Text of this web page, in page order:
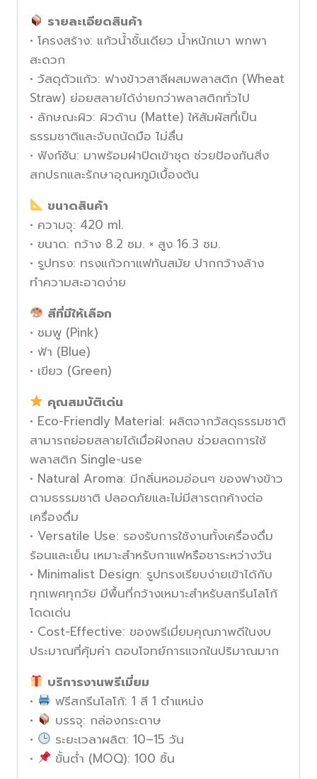
รายละเอียดสินค้า
• โครงสร้าง: แก้วน้ำชั้นเดียว น้ำหนักเบา พกพา
สะดวก
• วัสดุตัวแก้ว: ฟางข้าวสาลีผสมพลาสติก (Wheat
Straw) ย่อยสลายได้ง่ายกว่าพลาสติกทั่วไป
• ลักษณะผิว: ผิวด้าน (Matte) ให้สัมผัสที่เป็น
ธรรมชาติและจับถนัดมือ ไม่ลื่น
• ฟังก์ชัน: มาพร้อมฝาปิดเข้าชุด ช่วยป้องกันสิ่ง
สกปรกและรักษาอุณหภูมิเบื้องต้น
ขนาดสินค้า
• ความจุ: 420 ml.
• ขนาด: กว้าง 8.2 ซม. × สูง 16.3 ซม.
• รูปทรง: ทรงแก้วกาแฟทันสมัย ปากกว้างล้าง
ทำความสะอาดง่าย
สีที่มีให้เลือก
• ชมพู (Pink)
• ฟ้า (Blue)
• เขียว (Green)
คุณสมบัติเด่น
• Eco-Friendly Material: ผลิตจากวัสดุธรรมชาติ
สามารถย่อยสลายได้เมื่อฝังกลบ ช่วยลดการใช้
พลาสติก Single-use
• Natural Aroma: มีกลิ่นหอมอ่อนๆ ของฟางข้าว
ตามธรรมชาติ ปลอดภัยและไม่มีสารตกค้างต่อ
เครื่องดื่ม
• Versatile Use: รองรับการใช้งานทั้งเครื่องดื่ม
ร้อนและเย็น เหมาะสำหรับกาแฟหรือชาระหว่างวัน
• Minimalist Design: รูปทรงเรียบง่ายเข้าได้กับ
ทุกเพศทุกวัย มีพื้นที่กว้างเหมาะสำหรับสกรีนโลโก้
โดดเด่น
• Cost-Effective: ของพรีเมี่ยมคุณภาพดีในงบ
ประมาณที่คุ้มค่า ตอบโจทย์การแจกในปริมาณมาก
บริการงานพรีเมี่ยม
•
ฟรีสกรีนโลโก้: 1 สี 1 ตำแหน่ง
•
บรรจุ: กล่องกระดาษ
•
ระยะเวลาผลิต: 10–15 วัน
•
ขั้นต่ำ (MOQ): 100 ชิ้น